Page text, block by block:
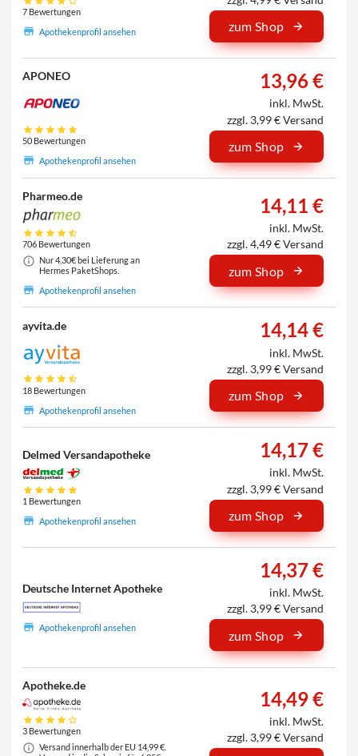
7 Bewertungen
Apothekenprofil ansehen
zum Shop
APONEO
50 Bewertungen
Apothekenprofil ansehen
13,96 €
inkl. MwSt.
zzgl. 3,99 € Versand
zum Shop
Pharmeo.de
706 Bewertungen
Nur 4,30€ bei Lieferung an
Hermes PaketShops.
Apothekenprofil ansehen
14,11 €
inkl. MwSt.
zzgl. 4,49 € Versand
zum Shop
ayvita.de
18 Bewertungen
Apothekenprofil ansehen
14,14 €
inkl. MwSt.
zzgl. 3,99 € Versand
zum Shop
Delmed Versandapotheke
1 Bewertungen
Apothekenprofil ansehen
14,17 €
inkl. MwSt.
zzgl. 3,99 € Versand
zum Shop
Deutsche Internet Apotheke
Apothekenprofil ansehen
14,37 €
inkl. MwSt.
zzgl. 3,99 € Versand
zum Shop
Apotheke.de
3 Bewertungen
Versand innerhalb der EU 14,99 €.
14,49 €
inkl. MwSt.
zzgl. 3,99 € Versand